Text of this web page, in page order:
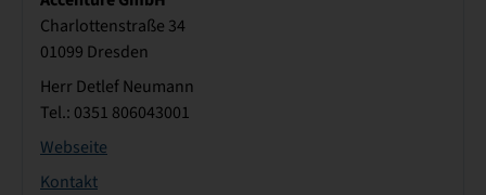
Charlottenstraße 34
01099 Dresden
Herr Detlef Neumann
Tel.: 0351 806043001
Webseite
Kontakt